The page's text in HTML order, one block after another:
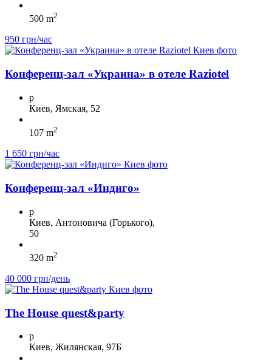
500 m2
950 грн/час
Конференц-зал «Украина» в отеле Raziotel
p
Киев, Ямская, 52
107 m2
1 650 грн/час
Конференц-зал «Индиго»
p
Киев, Антоновича (Горького),
50
320 m2
40 000 грн/день
The House quest&party
p
Киев, Жилянская, 97Б